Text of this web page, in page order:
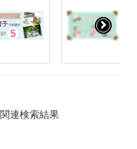
連検索結果